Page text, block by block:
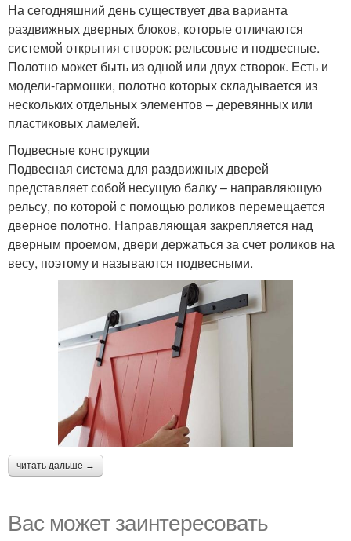
На сегодняшний день существует два варианта
раздвижных дверных блоков, которые отличаются
системой открытия створок: рельсовые и подвесные.
Полотно может быть из одной или двух створок. Есть и
модели-гармошки, полотно которых складывается из
нескольких отдельных элементов – деревянных или
пластиковых ламелей.
Подвесные конструкции
Подвесная система для раздвижных дверей
представляет собой несущую балку – направляющую
рельсу, по которой с помощью роликов перемещается
дверное полотно. Направляющая закрепляется над
дверным проемом, двери держаться за счет роликов на
весу, поэтому и называются подвесными.
читать дальше →
Вас может заинтересовать